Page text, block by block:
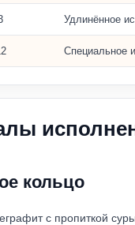
Удлинённое
Специальное
кольцо
с пропиткой